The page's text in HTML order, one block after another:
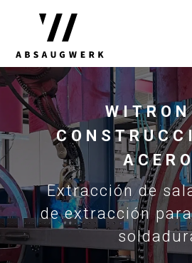
Extracción de
de extracción